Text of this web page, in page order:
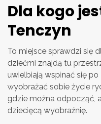
Dla kogo
Tenczyn
To miejsce sprawdzi się
dziećmi znajdą tu
uwielbiają wspinać się
wyobrażać sobie życie
gdzie można odpocząć,
dziecięcą wyobraźnię.